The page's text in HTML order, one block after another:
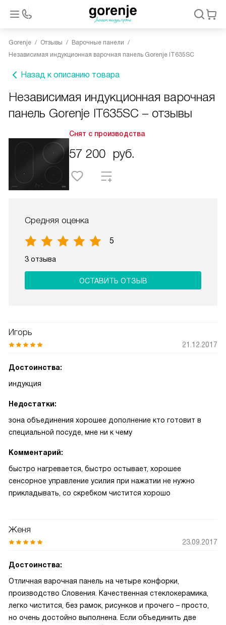
Gorenje Отзывы
Варочные панели
Независимая индукционная варочная панель Gorenje IT635SC
Назад к описанию товара
Независимая индукционная варочная
панель Gorenje IT635SC – отзывы
Снят с производства
57 200 руб.
Средняя оценка
5
3 отзыва
ОСТАВИТЬ ОТЗЫВ
Игорь
21.12.2017
Достоинства:
индукция
Недостатки:
зона объединения хорошее дополнение кто готовит в
специальной посуде, мне ни к чему
Комментарий:
быстро нагревается, быстро остывает, хорошее
сенсорное управление усилия при нажатии не нужно
прикладывать, со скребком чистится хорошо
Женя
23.09.2017
Достоинства:
Отличная варочная панель на четыре конфорки,
производство Словения. Качественная стеклокерамика,
легко чистится, без рамок, рисунков и прочего – просто,
но очень достойно выполнена. Если объединить две